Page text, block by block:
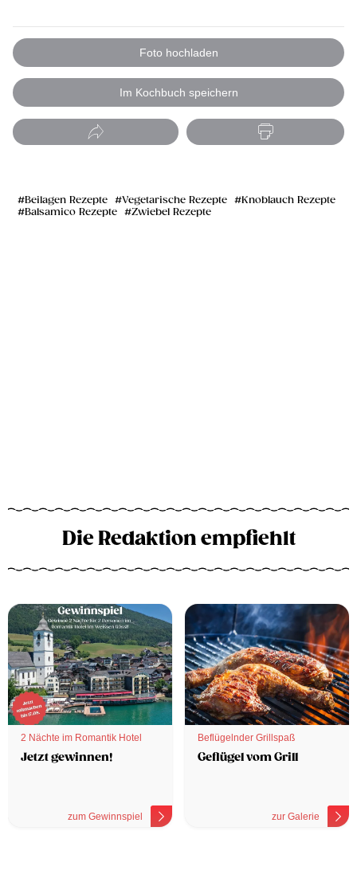
Foto hochladen
Im Kochbuch speichern
Beilagen Rezepte Vegetarische Rezepte
Knoblauch Rezepte
Balsamico Rezepte
Zwiebel Rezepte
Die Redaktion empfiehlt
2 Nächte im Romantik Hotel
Jetzt gewinnen!
zum Gewinnspiel
Beflügelnder Grillspaß
Geflügel vom Grill
zur Galerie